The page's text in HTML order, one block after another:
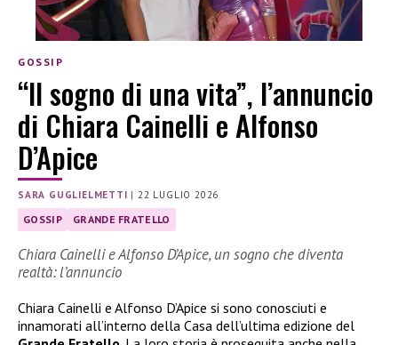
GOSSIP
“Il sogno di una vita”, l’annuncio
di Chiara Cainelli e Alfonso
D’Apice
SARA GUGLIELMETTI | 22 LUGLIO 2026
GOSSIP GRANDE FRATELLO
Chiara Cainelli e Alfonso D’Apice, un sogno che diventa
realtà: l’annuncio
Chiara Cainelli e Alfonso D’Apice si sono conosciuti e
innamorati all’interno della Casa dell’ultima edizione del